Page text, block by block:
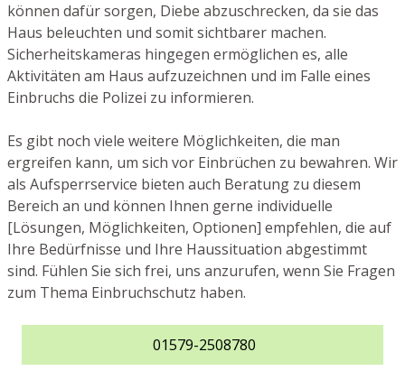
können dafür sorgen, Diebe abzuschrecken, da sie das
Haus beleuchten und somit sichtbarer machen.
Sicherheitskameras hingegen ermöglichen es, alle
Aktivitäten am Haus aufzuzeichnen und im Falle eines
Einbruchs die Polizei zu informieren.
Es gibt noch viele weitere Möglichkeiten, die man
ergreifen kann, um sich vor Einbrüchen zu bewahren. Wir
als Aufsperrservice bieten auch Beratung zu diesem
Bereich an und können Ihnen gerne individuelle
[Lösungen, Möglichkeiten, Optionen] empfehlen, die auf
Ihre Bedürfnisse und Ihre Haussituation abgestimmt
sind. Fühlen Sie sich frei, uns anzurufen, wenn Sie Fragen
zum Thema Einbruchschutz haben.
01579-2508780